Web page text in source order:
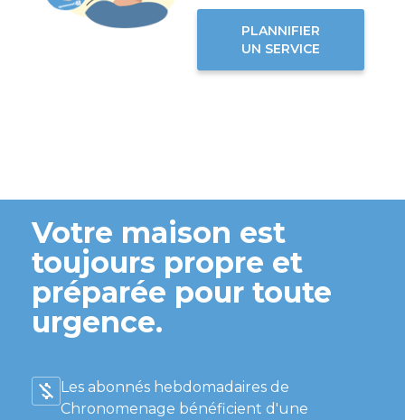
PLANNIFIER
UN SERVICE
Votre maison est
toujours propre et
préparée pour toute
urgence.
Les abonnés hebdomadaires de
Chronomenage bénéficient d'une